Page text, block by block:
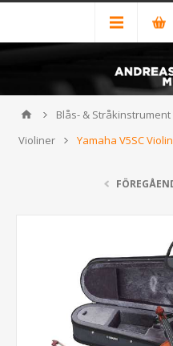
Blås- & Stråkinstrument
Violiner
Yamaha V5SC